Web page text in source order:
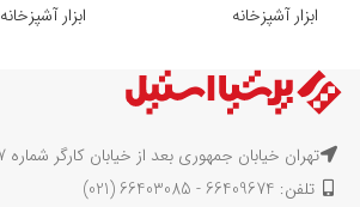
ابزار آشپزخانه
ابزار آشپزخانه
تهران خیابان جمهوری بعد از خیابان کارگر شماره 1097
تلفن: 66409674 - 66403085 (021)